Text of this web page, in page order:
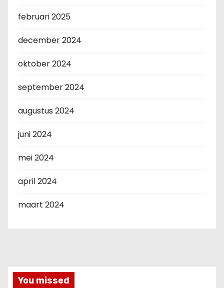
februari 2025
december 2024
oktober 2024
september 2024
augustus 2024
juni 2024
mei 2024
april 2024
maart 2024
You missed